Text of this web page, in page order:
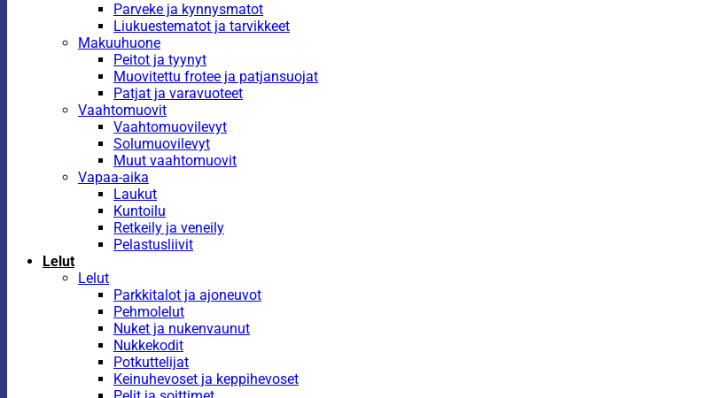
Parveke ja kynnysmatot
Liukuestematot ja tarvikkeet
Makuuhuone
Peitot ja tyynyt
Muovitettu frotee ja patjansuojat
Patjat ja varavuoteet
Vaahtomuovit
Vaahtomuovilevyt
Solumuovilevyt
Muut vaahtomuovit
Vapaa-aika
Laukut
Kuntoilu
Retkeily ja veneily
Pelastusliivit
Lelut
Lelut
Parkkitalot ja ajoneuvot
Pehmolelut
Nuket ja nukenvaunut
Nukkekodit
Potkuttelijat
Keinuhevoset ja keppihevoset